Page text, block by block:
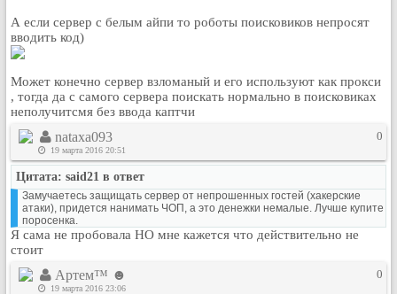
А если сервер с белым айпи то роботы поисковиков непросят
вводить код)
Может конечно сервер взломаный и его используют как прокси
, тогда да с самого сервера поискать нормально в поисковиках
неполучитсмя без ввода каптчи
nataxa093
19 марта 2016 20:51
0
Цитата: said21 в ответ
Замучаетесь защищать сервер от непрошенных гостей (хакерские
атаки), придется нанимать ЧОП, а это денежки немалые. Лучше купите
поросенка.
Я сама не пробовала НО мне кажется что действительно не
стоит
Артем™ ☻
19 марта 2016 23:06
0